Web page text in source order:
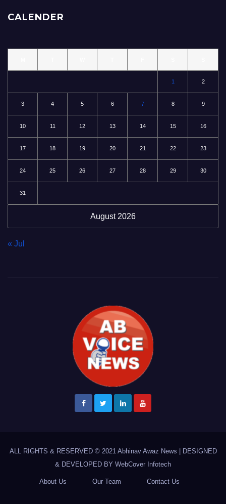
CALENDER
August 2026
1 2
3 4 5 6 7 8 9
10 11 12 13 14 15 16
17 18 19 20 21 22 23
24 25 26 27 28 29 30
31
« Jul
ALL RIGHTS & RESERVED © 2021 Abhinav Awaz News
DESIGNED
& DEVELOPED BY WebCover Infotech
About Us Our Team Contact Us